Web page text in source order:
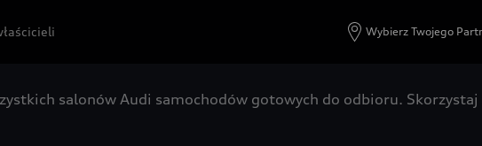
Wybierz Twojego
salonów Audi samochodów gotowych do odbioru.